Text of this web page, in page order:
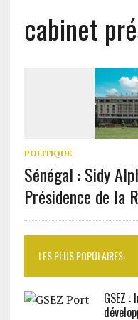
cabinet
POLITIQUE
Sénégal : Sidy
Présidence de la
LES PLUS POPULAIRES:
GSEZ